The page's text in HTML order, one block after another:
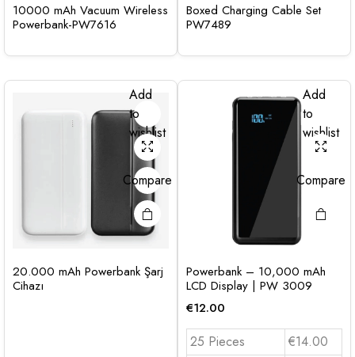
10000 mAh Vacuum Wireless
Powerbank-PW7616
Boxed Charging Cable Set
PW7489
Add
to
wishlist
Compare
20.000 mAh Powerbank Şarj
Cihazı
Add
to
wishlist
Compare
Powerbank – 10,000 mAh
LCD Display | PW 3009
€12.00
25 Pieces
€14.00